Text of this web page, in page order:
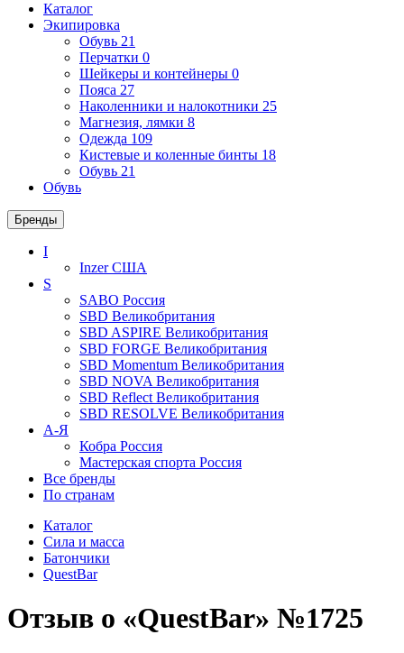
Каталог
Экипировка
Обувь 21
Перчатки 0
Шейкеры и контейнеры 0
Пояса 27
Наколенники и налокотники 25
Магнезия, лямки 8
Одежда 109
Кистевые и коленные бинты 18
Обувь 21
Обувь
Бренды
I
InzerСША
S
SABO Россия
SBD Великобритания
SBD ASPIRE Великобритания
SBD FORGE Великобритания
SBD Momentum Великобритания
SBD NOVA Великобритания
SBD Reflect Великобритания
SBD RESOLVE Великобритания
А-Я
Кобра Россия
Мастерская спорта Россия
Все бренды
По странам
Каталог
Сила и масса
Батончики
QuestBar
Отзыв о «QuestBar» №1725